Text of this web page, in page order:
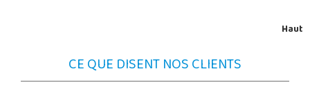
Haut
CE QUE DISENT NOS CLIENTS